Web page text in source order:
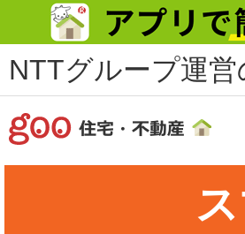
NTTグループ運